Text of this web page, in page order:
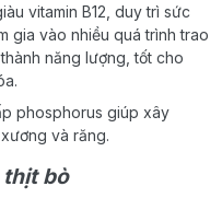
vitamin B12, duy trì sức
gia vào nhiều quá trình trao
năng lượng, tốt cho
phosphorus giúp xây
và răng.
thịt bò